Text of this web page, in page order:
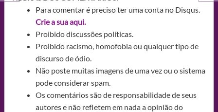
Para comentar é preciso ter uma conta no Disqus.
Crie a sua aqui.
Proibido discussões políticas.
Proibido racismo, homofobia ou qualquer tipo de
discurso de ódio.
Não poste muitas imagens de uma vez ou o sistema
pode considerar spam.
Os comentários são de responsabilidade de seus
autores e não refletem em nada a opinião do